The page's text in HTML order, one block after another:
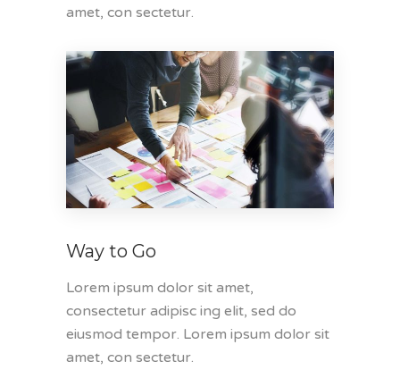
amet, con sectetur.
Way to Go
Lorem ipsum dolor sit amet,
consectetur adipisc ing elit, sed do
eiusmod tempor. Lorem ipsum dolor sit
amet, con sectetur.